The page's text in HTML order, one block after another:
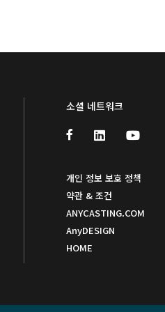
소셜 네트워크
개인 정보 보호 정책
약관 & 조건
ANYCASTING.COM
AnyDESIGN
HOME